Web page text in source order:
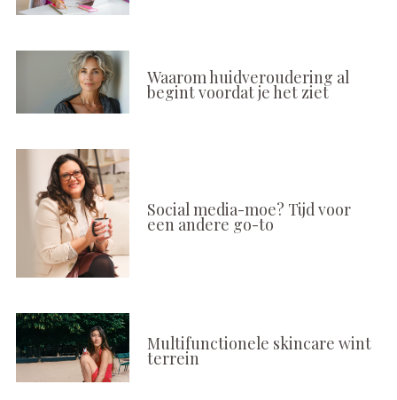
Waarom huidveroudering al
begint voordat je het ziet
Social media-moe? Tijd voor
een andere go-to
Multifunctionele skincare wint
terrein